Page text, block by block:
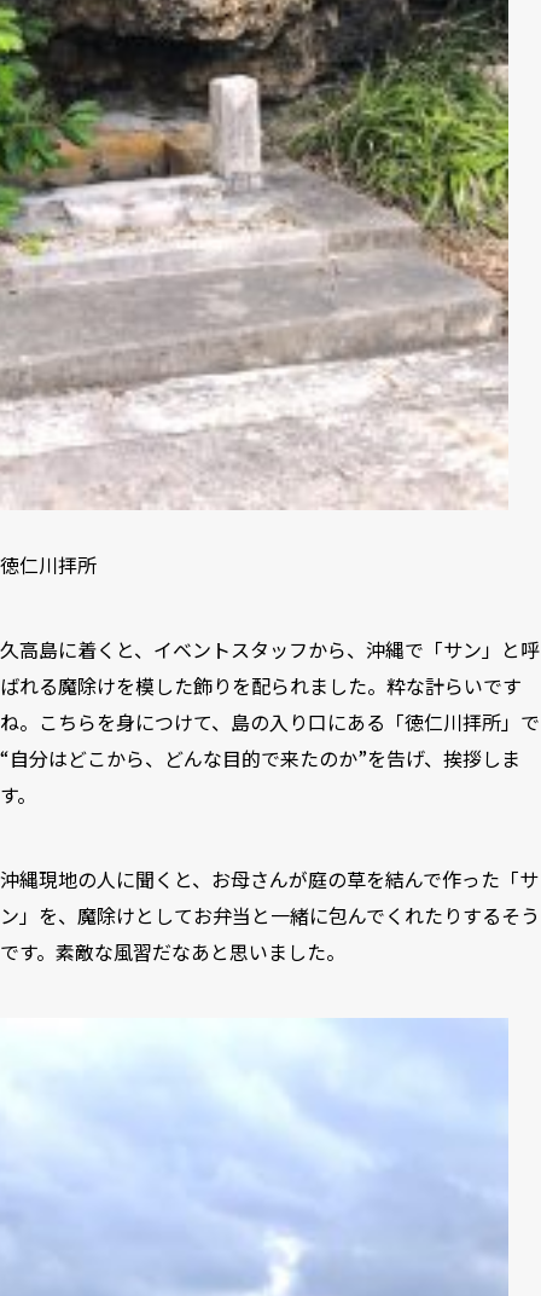
徳仁川拝所
久高島に着くと、イベントスタッフから、沖縄で「サン」と呼
ばれる魔除けを模した飾りを配られました。粋な計らいです
ね。こちらを身につけて、島の入り口にある「徳仁川拝所」で
“自分はどこから、どんな目的で来たのか”を告げ、挨拶しま
す。
沖縄現地の人に聞くと、お母さんが庭の草を結んで作った「サ
ン」を、魔除けとしてお弁当と一緒に包んでくれたりするそう
です。素敵な風習だなあと思いました。